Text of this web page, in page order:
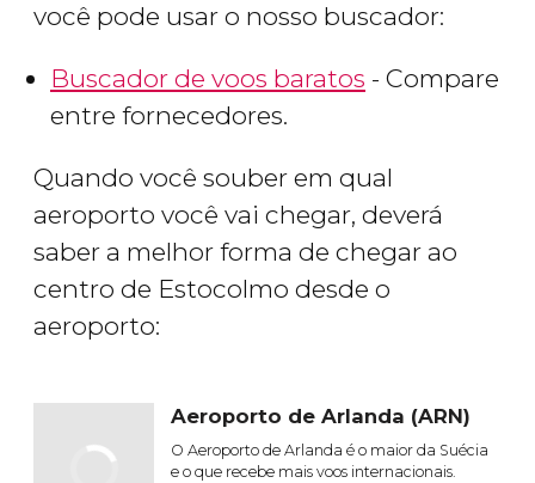
você pode usar o nosso buscador:
Buscador de voos baratos - Compare
entre fornecedores.
Quando você souber em qual
aeroporto você vai chegar, deverá
saber a melhor forma de chegar ao
centro de Estocolmo desde o
aeroporto:
Aeroporto de Arlanda (ARN)
O Aeroporto de Arlanda é o maior da Suécia
e o que recebe mais voos internacionais.